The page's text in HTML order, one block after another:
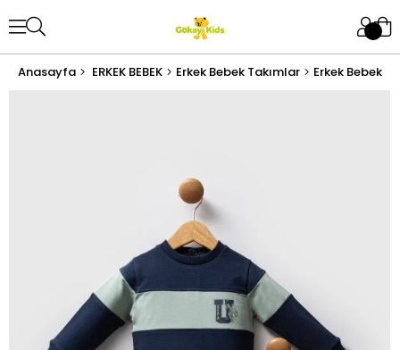
Anasayfa ERKEK BEBEK Erkek Bebek Takımlar Erkek Bebek